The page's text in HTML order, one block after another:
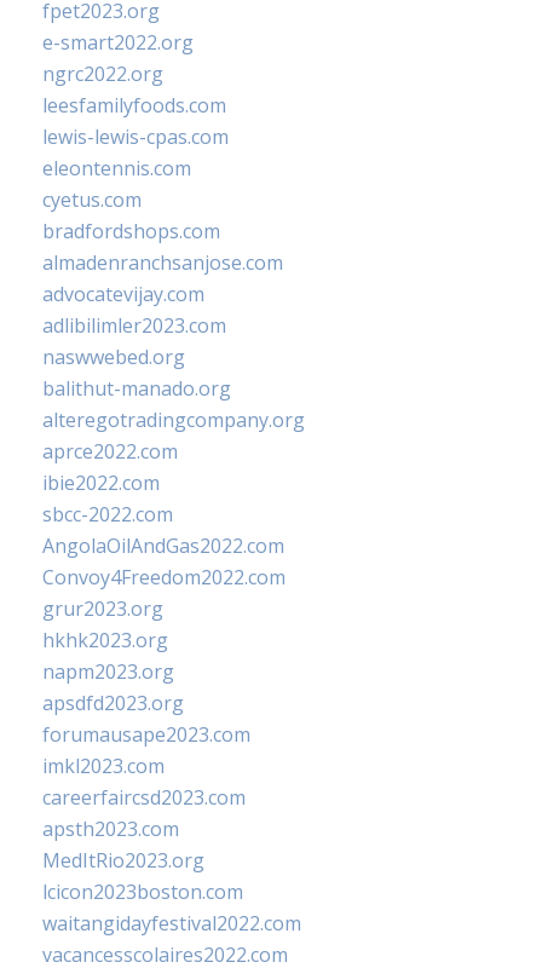
fpet2023.org
e-smart2022.org
ngrc2022.org
leesfamilyfoods.com
lewis-lewis-cpas.com
eleontennis.com
cyetus.com
bradfordshops.com
almadenranchsanjose.com
advocatevijay.com
adlibilimler2023.com
naswwebed.org
balithut-manado.org
alteregotradingcompany.org
aprce2022.com
ibie2022.com
sbcc-2022.com
AngolaOilAndGas2022.com
Convoy4Freedom2022.com
grur2023.org
hkhk2023.org
napm2023.org
apsdfd2023.org
forumausape2023.com
imkl2023.com
careerfaircsd2023.com
apsth2023.com
MedItRio2023.org
lcicon2023boston.com
waitangidayfestival2022.com
vacancesscolaires2022.com